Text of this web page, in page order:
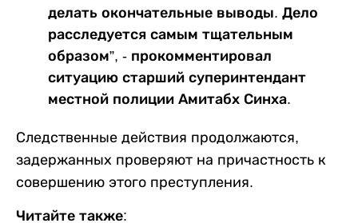
делать окончательные выводы. Дело
расследуется самым тщательным
образом”, - прокомментировал
ситуацию старший суперинтендант
местной полиции Амитабх Синха.
Следственные действия продолжаются,
задержанных проверяют на причастность к
совершению этого преступления.
Читайте также: